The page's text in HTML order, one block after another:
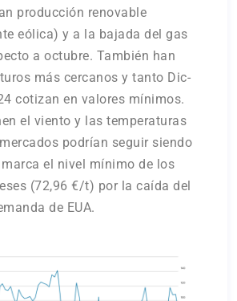
producción renovable
eólica) y a la bajada del gas
a octubre. También han
más cercanos y tanto Dic-
cotizan en valores mínimos.
el viento y las temperaturas
podrían seguir siendo
marca el nivel mínimo de los
(72,96 €/t) por la caída del
de EUA.